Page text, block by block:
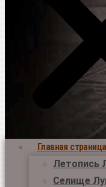
Главная страница
Летопись
Селище